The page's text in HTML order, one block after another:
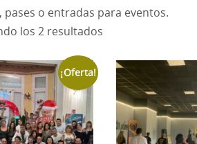
pases o entradas para eventos.
los 2 resultados
¡Oferta!